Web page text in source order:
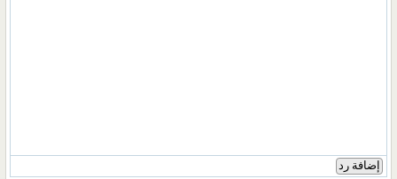
إضافة رد